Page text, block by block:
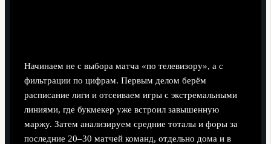
Начинаем не с выбора матча «по телевизору», а с
фильтрации по цифрам. Первым делом берём
расписание лиги и отсеиваем игры с экстремальными
линиями, где букмекер уже встроил завышенную
маржу. Затем анализируем средние тоталы и форы за
последние 20–30 матчей команд, отдельно дома и в